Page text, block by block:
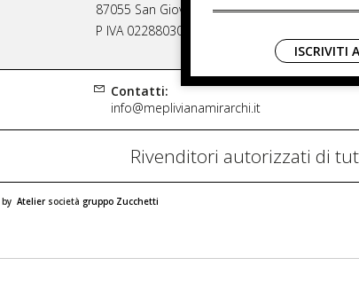
87055 San Giovanni in Fiore Italia
P IVA 02288030782
Contatti:
info@meplivianamirarchi.it
Rivenditori autorizzati di
Atelier società gruppo Zucchetti
ISCRIVITI